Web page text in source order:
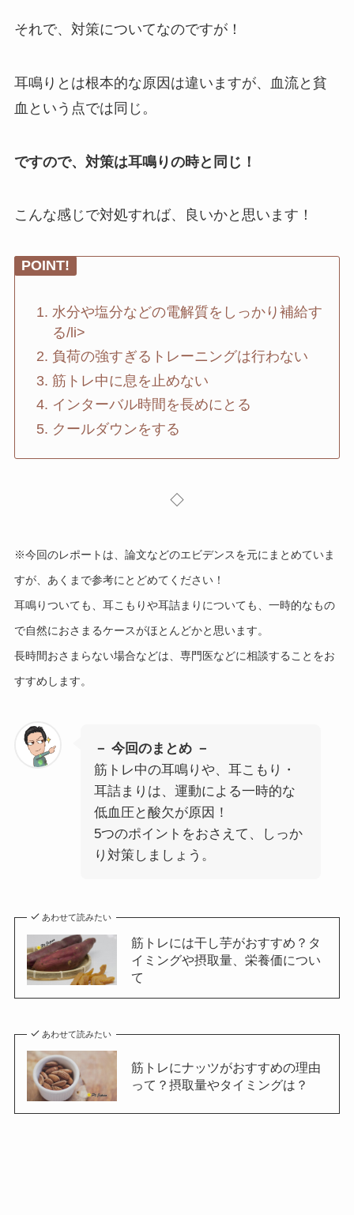
それで、対策についてなのですが！
耳鳴りとは根本的な原因は違いますが、血流と貧
血という点では同じ。
ですので、対策は耳鳴りの時と同じ！
こんな感じで対処すれば、良いかと思います！
POINT!
水分や塩分などの電解質をしっかり補給す
る/li>
負荷の強すぎるトレーニングは行わない
筋トレ中に息を止めない
インターバル時間を長めにとる
クールダウンをする
◇
※今回のレポートは、論文などのエビデンスを元にまとめていま
すが、あくまで参考にとどめてください！
耳鳴りついても、耳こもりや耳詰まりについても、一時的なもの
で自然におさまるケースがほとんどかと思います。
長時間おさまらない場合などは、専門医などに相談することをお
すすめします。
－ 今回のまとめ －
筋トレ中の耳鳴りや、耳こもり・
耳詰まりは、運動による一時的な
低血圧と酸欠が原因！
5つのポイントをおさえて、しっか
り対策しましょう。
あわせて読みたい
筋トレには干し芋がおすすめ？タ
イミングや摂取量、栄養価につい
て
あわせて読みたい
筋トレにナッツがおすすめの理由
って？摂取量やタイミングは？